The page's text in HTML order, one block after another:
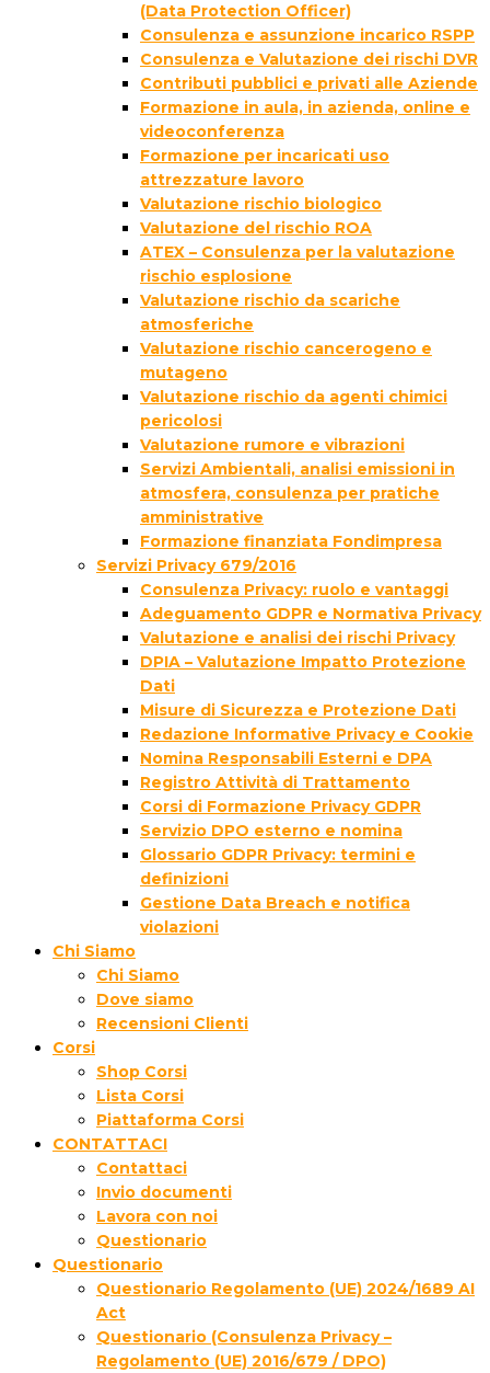
(Data Protection Officer)
Consulenza e assunzione incarico RSPP
Consulenza e Valutazione dei rischi DVR
Contributi pubblici e privati alle Aziende
Formazione in aula, in azienda, online e
videoconferenza
Formazione per incaricati uso
attrezzature lavoro
Valutazione rischio biologico
Valutazione del rischio ROA
ATEX – Consulenza per la valutazione
rischio esplosione
Valutazione rischio da scariche
atmosferiche
Valutazione rischio cancerogeno e
mutageno
Valutazione rischio da agenti chimici
pericolosi
Valutazione rumore e vibrazioni
Servizi Ambientali, analisi emissioni in
atmosfera, consulenza per pratiche
amministrative
Formazione finanziata Fondimpresa
Servizi Privacy 679/2016
Consulenza Privacy: ruolo e vantaggi
Adeguamento GDPR e Normativa Privacy
Valutazione e analisi dei rischi Privacy
DPIA – Valutazione Impatto Protezione
Dati
Misure di Sicurezza e Protezione Dati
Redazione Informative Privacy e Cookie
Nomina Responsabili Esterni e DPA
Registro Attività di Trattamento
Corsi di Formazione Privacy GDPR
Servizio DPO esterno e nomina
Glossario GDPR Privacy: termini e
definizioni
Gestione Data Breach e notifica
violazioni
Chi Siamo
Chi Siamo
Dove siamo
Recensioni Clienti
Corsi
Shop Corsi
Lista Corsi
Piattaforma Corsi
CONTATTACI
Contattaci
Invio documenti
Lavora con noi
Questionario
Questionario
Questionario Regolamento (UE) 2024/1689 AI
Act
Questionario (Consulenza Privacy –
Regolamento (UE) 2016/679 / DPO)